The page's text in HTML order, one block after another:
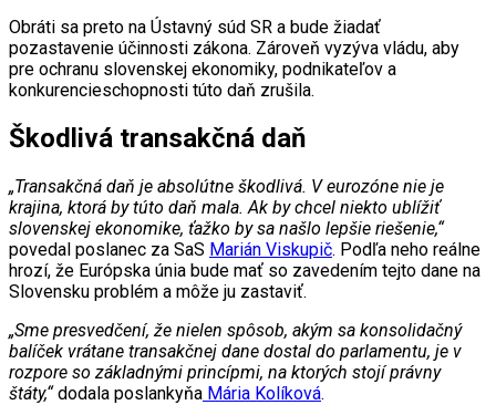
Obráti sa preto na Ústavný súd SR a bude žiadať
pozastavenie účinnosti zákona. Zároveň vyzýva vládu, aby
pre ochranu slovenskej ekonomiky, podnikateľov a
konkurencieschopnosti túto daň zrušila.
Škodlivá transakčná daň
„Transakčná daň je absolútne škodlivá. V eurozóne nie je
krajina, ktorá by túto daň mala. Ak by chcel niekto ublížiť
slovenskej ekonomike, ťažko by sa našlo lepšie riešenie,“
povedal poslanec za SaS Marián Viskupič. Podľa neho reálne
hrozí, že Európska únia bude mať so zavedením tejto dane na
Slovensku problém a môže ju zastaviť.
„Sme presvedčení, že nielen spôsob, akým sa konsolidačný
balíček vrátane transakčnej dane dostal do parlamentu, je v
rozpore so základnými princípmi, na ktorých stojí právny
štáty,“dodala poslankyňa Mária Kolíková.